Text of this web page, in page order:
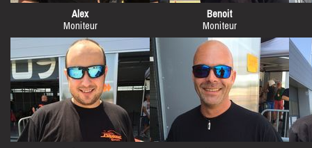
Alex
Moniteur
Benoit
Moniteur